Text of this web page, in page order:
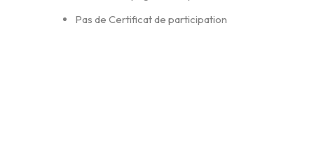
Pas de Certificat de participation